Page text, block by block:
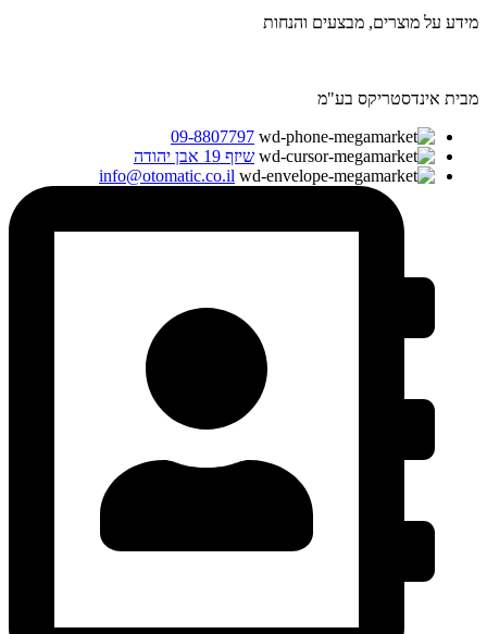
מידע על מוצרים, מבצעים והנחות
מבית אינדסטריקס בע"מ
09-8807797
שיזף 19 אבן יהודה
info@otomatic.co.il